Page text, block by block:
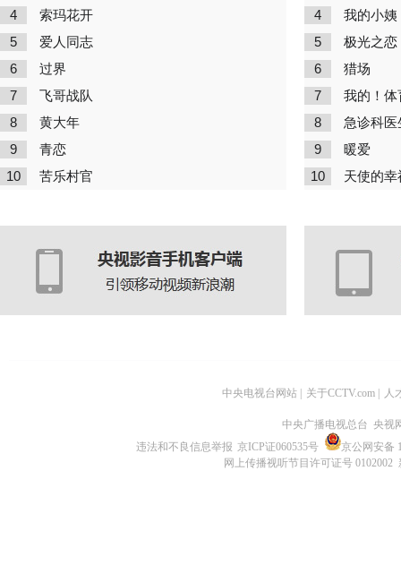
4 索玛花开
5 爱人同志
6 过界
7 飞哥战队
8 黄大年
9 青恋
10 苦乐村官
4 我的小姨
5 极光之恋
6 猎场
7 我的！体
8 急诊科医
9 暖爱
10 天使的幸
中央电视台网站 关于CCTV.com 人
中央广播电视总台 央视
违法和不良信息举报 京ICP证060535号
京公网安备
网上传播视听节目许可证号 0102002